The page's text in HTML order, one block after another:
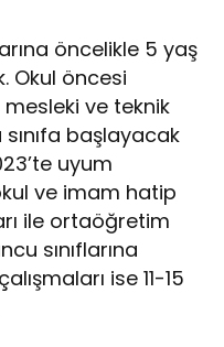
öncelikle 5 yaş
Okul öncesi
mesleki ve teknik
başlayacak
uyum
ve imam hatip
ile ortaöğretim
sınıflarına
ise 11-15